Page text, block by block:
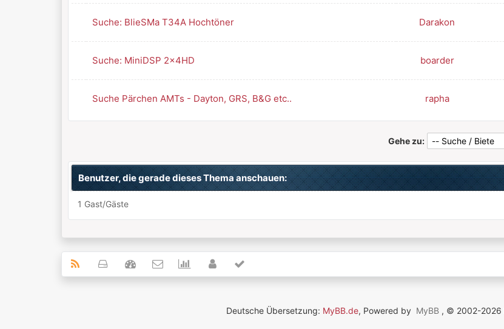
Suche: BlieSMa T34A Hochtöner Darakon
Suche: MiniDSP 2x4HD boarder
Suche Pärchen AMTs - Dayton, GRS, B&G etc.. rapha
Gehe zu:
Benutzer, die gerade dieses Thema anschauen:
1 Gast/Gäste
Deutsche Übersetzung: MyBB.de, Powered by MyBB , © 2002-2026